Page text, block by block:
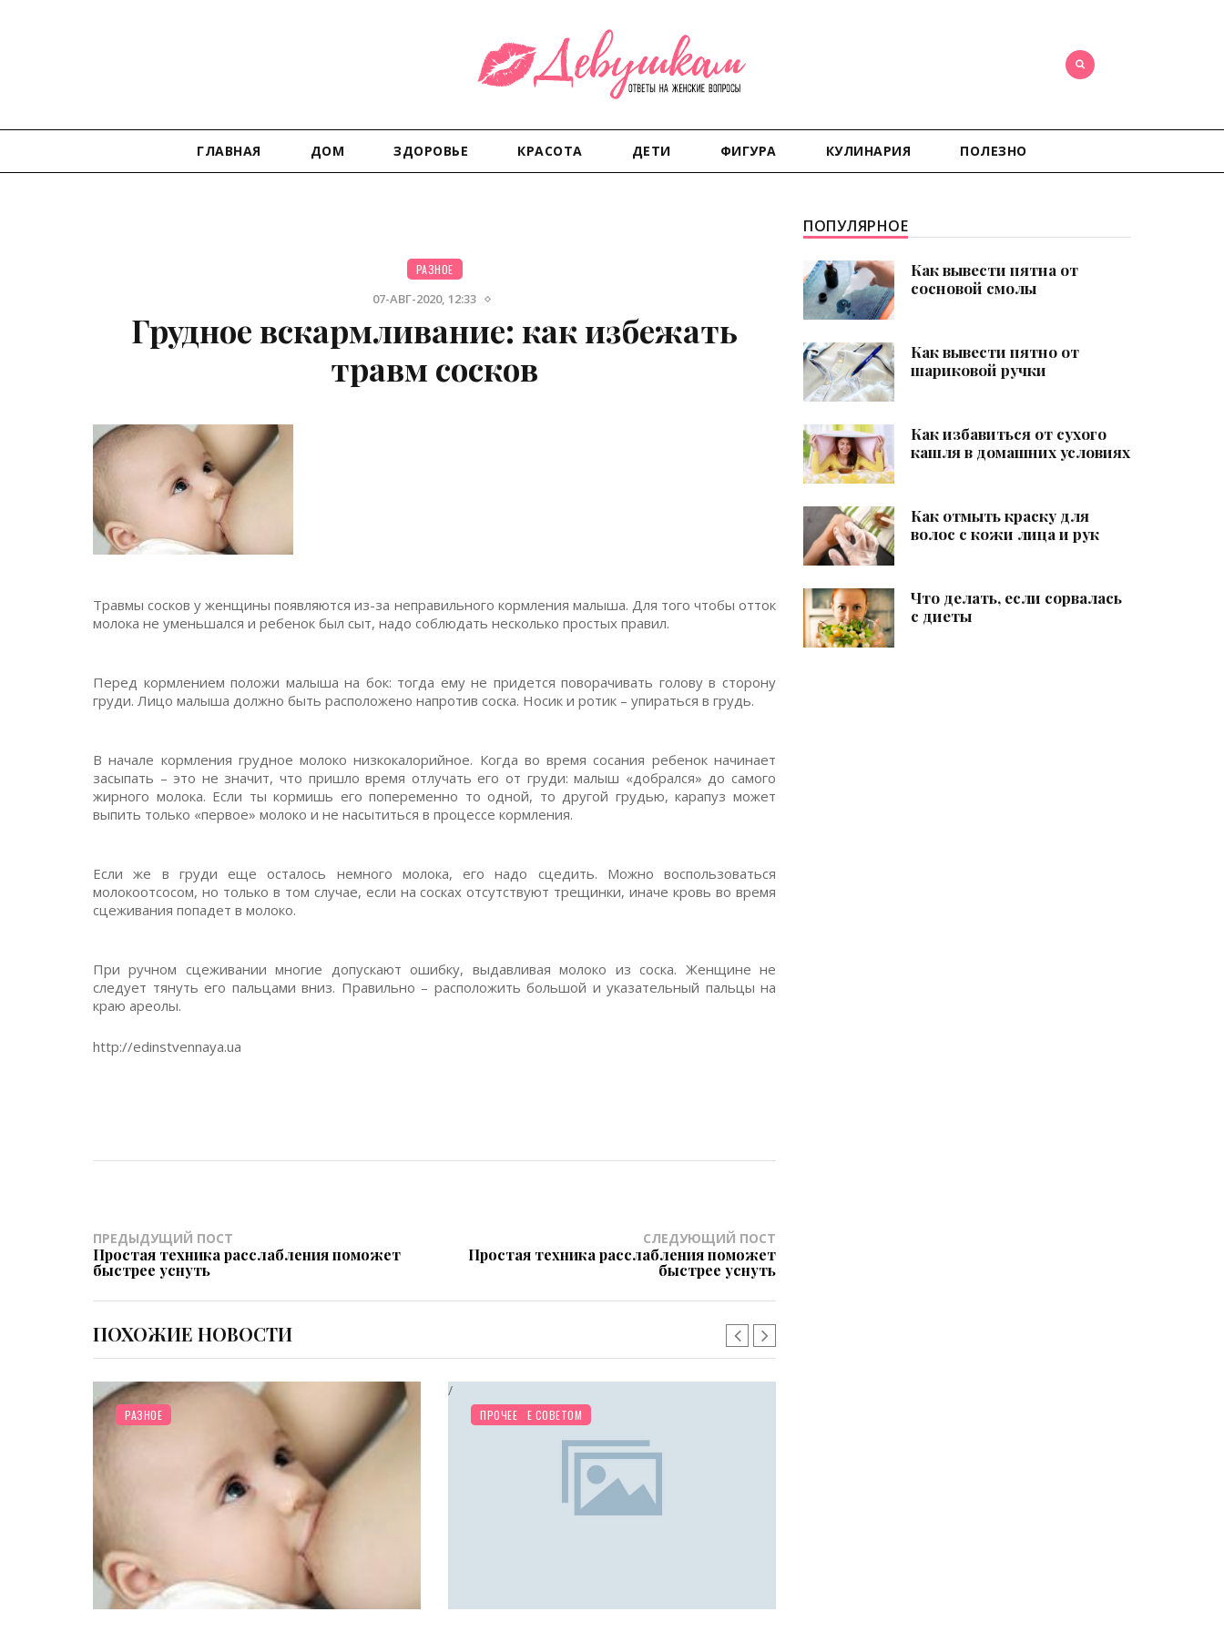
ГЛАВНАЯ ДОМ ЗДОРОВЬЕ КРАСОТА ДЕТИ ФИГУРА КУЛИНАРИЯ ПОЛЕЗНО
РАЗНОЕ
07-АВГ-2020, 12:33
Грудное вскармливание: как избежать
травм сосков
Травмы сосков у женщины появляются из-за неправильного кормления малыша. Для того чтобы отток
молока не уменьшался и ребенок был сыт, надо соблюдать несколько простых правил.
Перед кормлением положи малыша на бок: тогда ему не придется поворачивать голову в сторону
груди. Лицо малыша должно быть расположено напротив соска. Носик и ротик – упираться в грудь.
В начале кормления грудное молоко низкокалорийное. Когда во время сосания ребенок начинает
засыпать – это не значит, что пришло время отлучать его от груди: малыш «добрался» до самого
жирного молока. Если ты кормишь его попеременно то одной, то другой грудью, карапуз может
выпить только «первое» молоко и не насытиться в процессе кормления.
Если же в груди еще осталось немного молока, его надо сцедить. Можно воспользоваться
молокоотсосом, но только в том случае, если на сосках отсутствуют трещинки, иначе кровь во время
сцеживания попадет в молоко.
При ручном сцеживании многие допускают ошибку, выдавливая молоко из соска. Женщине не
следует тянуть его пальцами вниз. Правильно – расположить большой и указательный пальцы на
краю ареолы.
http://edinstvennaya.ua
ПРЕДЫДУЩИЙ ПОСТ
Простая техника расслабления поможет
быстрее уснуть
СЛЕДУЮЩИЙ ПОСТ
Простая техника расслабления поможет
быстрее уснуть
ПОХОЖИЕ НОВОСТИ
РАЗНОЕ ПОМОГИТЕ СОВЕТОМ
/
ПРОЧЕЕ
ПОПУЛЯРНОЕ
Как вывести пятна от
сосновой смолы
Как вывести пятно от
шариковой ручки
Как избавиться от сухого
кашля в домашних условиях
Как отмыть краску для
волос с кожи лица и рук
Что делать, если сорвалась
с диеты